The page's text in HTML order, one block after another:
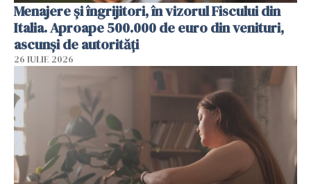
Menajere și îngrijitori, în vizorul Fiscului din
Italia. Aproape 500.000 de euro din venituri,
ascunși de autorități
26 IULIE 2026